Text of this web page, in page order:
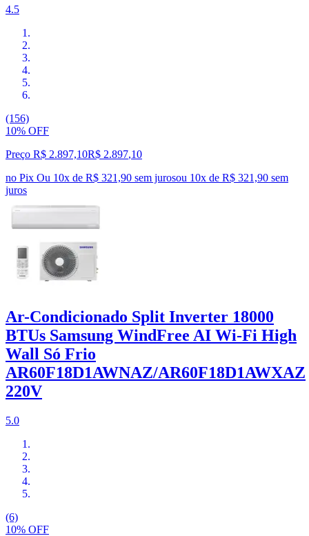
4.5
(156)
10% OFF
Preço R$ 2.897,10R$ 2.897,10
no Pix Ou 10x de R$ 321,90 sem jurosou 10x de R$ 321,90 sem
juros
Ar-Condicionado Split Inverter 18000
BTUs Samsung WindFree AI Wi-Fi High
Wall Só Frio
AR60F18D1AWNAZ/AR60F18D1AWXAZ
220V
5.0
(6)
10% OFF